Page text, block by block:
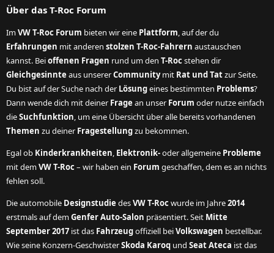
Über das T-Roc Forum
ImVW T-Roc Forum bieten wir eine Plattform, auf der du
Erfahrungen mit anderen stolzen T-Roc-Fahrern austauschen
kannst. Beioffenen Fragen rund um den T-Rocstehen dir
Gleichgesinnte aus unsererCommunitymit Rat und Tatzur Seite.
Du bist auf der Suche nach der Lösungeines bestimmten Problems?
Dann wende dich mit deiner Frage an unser Forum oder nutze einfach
dieSuchfunktion, um eine Übersicht über alle bereits vorhandenen
Themen zu deiner Fragestellungzu bekommen.
Egal ob Kinderkrankheiten, Elektronik-oder allgemeine Probleme
mit demVW T-Roc– wir haben ein Forum geschaffen, dem es an nichts
fehlen soll.
Die automobile Designstudie desVW T-Rocwurde im Jahre2014
erstmals auf demGenfer Auto-Salon präsentiert. Seit Mitte
September 2017 ist das Fahrzeugoffiziell beiVolkswagen bestellbar.
Wie seine Konzern-GeschwisterSkoda Karoq und Seat Ateca ist das